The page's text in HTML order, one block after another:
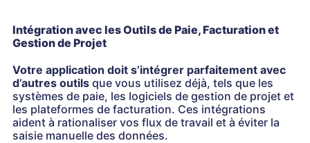
Intégration avec les Outils de Paie, Facturation et
Gestion de Projet
Votre application doit s’intégrer parfaitement avec
d’autres outils que vous utilisez déjà, tels que les
systèmes de paie, les logiciels de gestion de projet et
les plateformes de facturation. Ces intégrations
aident à rationaliser vos flux de travail et à éviter la
saisie manuelle des données.